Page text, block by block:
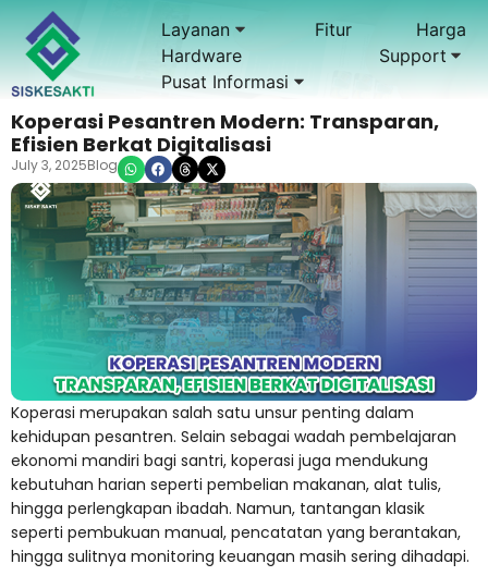
Layanan Fitur
Harga
Hardware
Support
Pusat Informasi
Koperasi Pesantren Modern: Transparan,
Efisien Berkat Digitalisasi
July 3, 2025Blog
Koperasi merupakan salah satu unsur penting dalam
kehidupan pesantren. Selain sebagai wadah pembelajaran
ekonomi mandiri bagi santri, koperasi juga mendukung
kebutuhan harian seperti pembelian makanan, alat tulis,
hingga perlengkapan ibadah. Namun, tantangan klasik
seperti pembukuan manual, pencatatan yang berantakan,
hingga sulitnya monitoring keuangan masih sering dihadapi.